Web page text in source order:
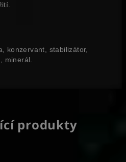
konzervant, stabilizátor,
minerál.
produkty